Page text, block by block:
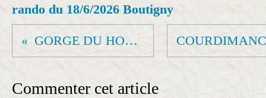
rando du 18/6/2026 Boutigny
GORGE DU HOUX (Jeudi)
Commenter cet article